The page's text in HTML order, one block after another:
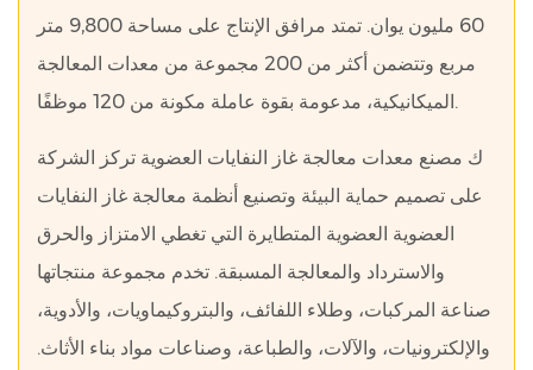
60 مليون يوان. تمتد مرافق الإنتاج على مساحة 9,800 متر
مربع وتتضمن أكثر من 200 مجموعة من معدات المعالجة
الميكانيكية، مدعومة بقوة عاملة مكونة من 120 موظفًا.
ك مصنع معدات معالجة غاز النفايات العضوية تركز الشركة
على تصميم حماية البيئة وتصنيع أنظمة معالجة غاز النفايات
العضوية العضوية المتطايرة التي تغطي الامتزاز والحرق
والاسترداد والمعالجة المسبقة. تخدم مجموعة منتجاتها
صناعة المركبات، وطلاء اللفائف، والبتروكيماويات، والأدوية،
والإلكترونيات، والآلات، والطباعة، وصناعات مواد بناء الأثاث.